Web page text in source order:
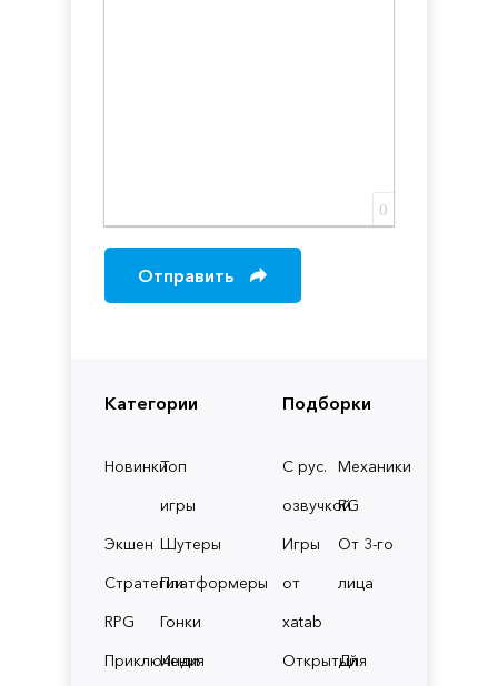
Категории
НовинкиТоп
игры
Экшен Шутеры
СтратегииПлатформеры
RPG
Гонки
Приключения
Инди
Подборки
С рус.
озвучкой
Механики
RG
Игры
от
xatab
От 3-го
лица
Открытый
Для
0
Отправить